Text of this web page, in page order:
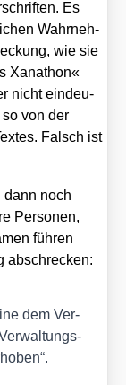
Es
Wahr­neh­
wie sie
Xan­athon«
nicht ein­deu­
von der
Falsch ist
dann noch
Per­so­nen,
füh­ren
abschre­cken:
dem Ver­